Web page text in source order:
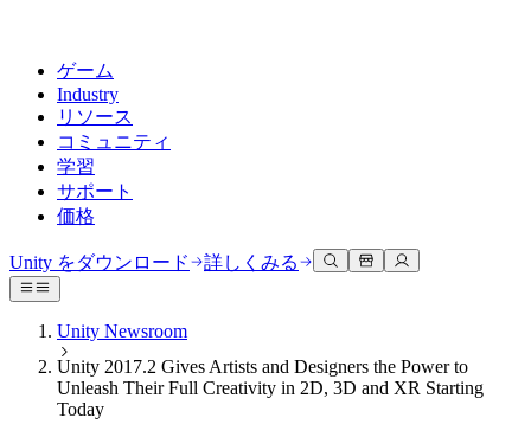
ゲーム
Industry
リソース
コミュニティ
学習
サポート
価格
Unityエンジン
任意のプラットフォーム向けに2Dおよび3Dゲームを構築
共同作業
チームでの共同作業と迅速なイテレーション
3Dコラボレーション
リアルタイムで3Dプロジェクトを構築およびレビューする
没入型トレーニング
没入型環境でのトレーニング
ドキュメント
公式ユーザーマニュアルとAPIリファレンス
開発者ツール
リリースバージョンと問題追跡
ディスカッション
議論、問題解決、つながる
イベント
グローバルおよびローカルイベント
Unity Learn
無料でUnityスキルをマスターする
プロフェッショナルトレーニング
Unityトレーナーでチームをレベルアップ
Unity初心者向け
ヘルプを得る
Unityで成功するためのサポート
Success Plan
専門的なサポートで目標を早く達成する
Unity をダウンロード 詳しくみる
Unity Newsroom
Unity 2017.2 Gives Artists and Designers the Power to
Unleash Their Full Creativity in 2D, 3D and XR Starting
Today